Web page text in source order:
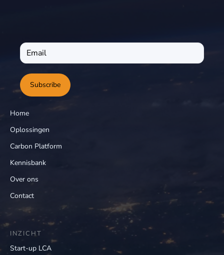
Subscribe
Home
Oplossingen
Carbon Platform
Kennisbank
Over ons
Contact
INZICHT
Start-up LCA